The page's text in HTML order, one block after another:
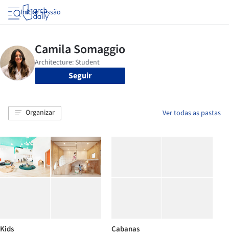
Iniciar sessão
Seguir
Organizar Ver todas as pastas
Kids Cabanas